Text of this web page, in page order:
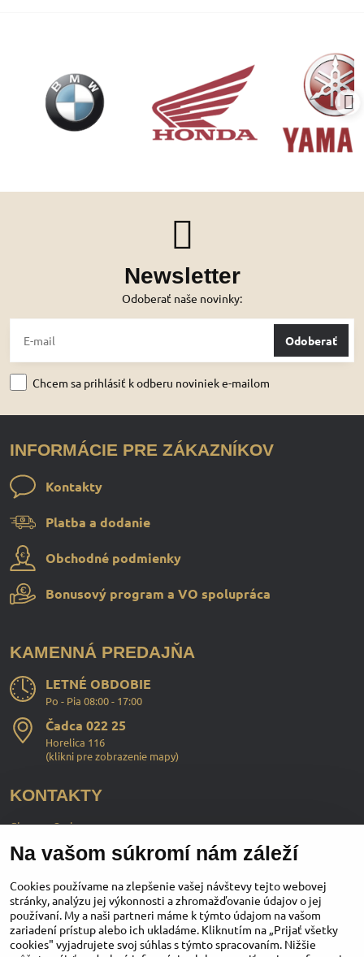
Newsletter
Odoberať naše novinky:
Odoberať
Chcem sa prihlásiť k odberu noviniek e-mailom
INFORMÁCIE PRE ZÁKAZNÍKOV
Kontakty
Platba a dodanie
Obchodné podmienky
Bonusový program a VO spolupráca
KAMENNÁ PREDAJŇA
LETNÉ OBDOBIE
Po - Pia 08:00 - 17:00
Čadca 022 25
Horelica 116
(klikni pre zobrazenie mapy)
KONTAKTY
ChopperStyle s.r.o.
Ing. Martin Murčo
+421 911 364 555
obchod​@chopperstyle​.sk
Na vašom súkromí nám záleží
Cookies používame na zlepšenie vašej návštevy tejto webovej
stránky, analýzu jej výkonnosti a zhromažďovanie údajov o jej
používaní. My a naši partneri máme k týmto údajom na vašom
zariadení prístup alebo ich ukladáme. Kliknutím na „Prijať všetky
cookies" vyjadrujete svoj súhlas s týmto spracovaním. Nižšie